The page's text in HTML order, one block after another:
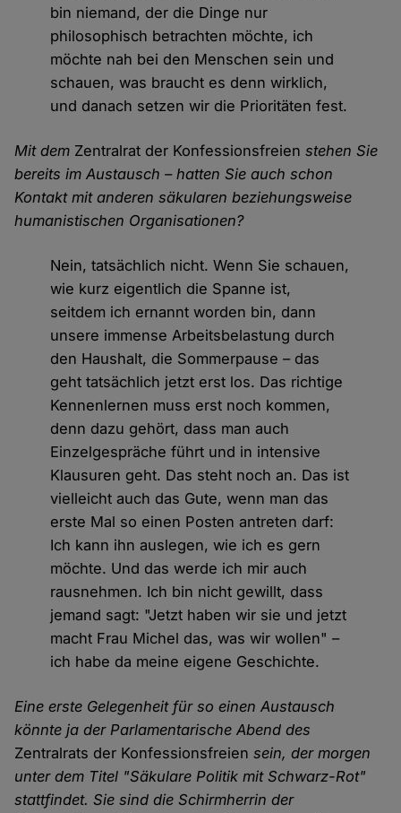
bin niemand, der die Dinge nur
philosophisch betrachten möchte, ich
möchte nah bei den Menschen sein und
schauen, was braucht es denn wirklich,
und danach setzen wir die Prioritäten fest.
Mit dem Zentralrat der Konfessionsfreien stehen Sie
bereits im Austausch – hatten Sie auch schon
Kontakt mit anderen säkularen beziehungsweise
humanistischen Organisationen?
Nein, tatsächlich nicht. Wenn Sie schauen,
wie kurz eigentlich die Spanne ist,
seitdem ich ernannt worden bin, dann
unsere immense Arbeitsbelastung durch
den Haushalt, die Sommerpause – das
geht tatsächlich jetzt erst los. Das richtige
Kennenlernen muss erst noch kommen,
denn dazu gehört, dass man auch
Einzelgespräche führt und in intensive
Klausuren geht. Das steht noch an. Das ist
vielleicht auch das Gute, wenn man das
erste Mal so einen Posten antreten darf:
Ich kann ihn auslegen, wie ich es gern
möchte. Und das werde ich mir auch
rausnehmen. Ich bin nicht gewillt, dass
jemand sagt: "Jetzt haben wir sie und jetzt
macht Frau Michel das, was wir wollen" –
ich habe da meine eigene Geschichte.
Eine erste Gelegenheit für so einen Austausch
könnte ja der Parlamentarische Abend des
Zentralrats der Konfessionsfreien sein, der morgen
unter dem Titel "Säkulare Politik mit Schwarz-Rot"
stattfindet. Sie sind die Schirmherrin der